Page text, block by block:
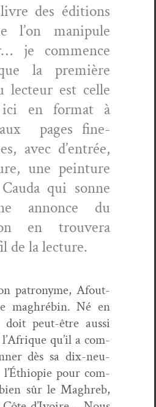
des édi­tions
l’on manip­ule
je com­mence
la pre­mière
lecteur est celle
ici en for­mat à
aux pages fine­
avec d’entrée,
une pein­ture
qui sonne
annonce du
en trou­vera
de la lecture.
patronyme, Afout­
maghrébin. Né en
peut-être aus­si
qu’il a com­
dès sa dix-neu­
l’Éthiopie pour com­
sûr le Maghreb,